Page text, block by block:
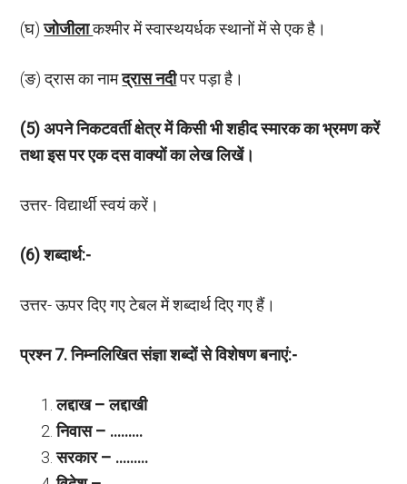
(घ)जोजीलाकश्मीर में स्वास्थयर्धक स्थानों में से एक है।
(ङ) द्रास का नामद्रास नदीपर पड़ा है।
(5) अपने निकटवर्ती क्षेत्र में किसी भी शहीद स्मारक का भ्रमण करें
तथा इस पर एक दस वाक्यों का लेख लिखें।
उत्तर- विद्यार्थी स्वयं करें।
(6) शब्दार्थ:-
उत्तर- ऊपर दिए गए टेबल में शब्दार्थ दिए गए हैं।
प्रश्न7. निम्नलिखित संज्ञा शब्दों से विशेषण बनाएं:-
लद्दाख – लद्दाखी
निवास – ………
सरकार – ………